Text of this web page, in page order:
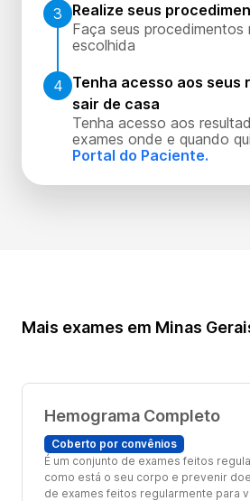
3
Realize seus
Faça seus procedimentos
escolhida
4 Tenha acesso aos seus
sair de casa
Tenha acesso aos
exames onde e quando
Portal do Paciente.
Mais exames em Minas
Hemograma Completo
Coberto por convênios
É um conjunto de exames feitos
como está o seu corpo e prevenir
de exames feitos regularmente para